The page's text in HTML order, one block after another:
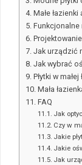
Małe
Funkcjonalne
Jak urządzić
Jak wybrać
Płytki w
Mała
FAQ
Jak
Czy w
Jakie
Jakie
Jak